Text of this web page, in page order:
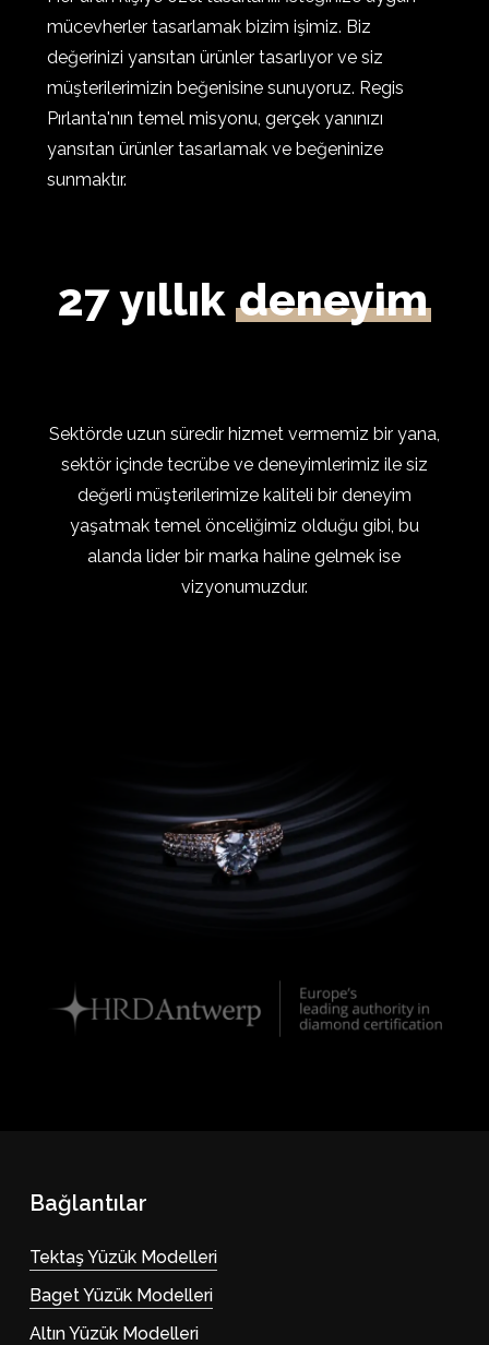
Sepetinizde ürün bulunmuyor.
mücevherler tasarlamak bizim işimiz. Biz
değerinizi yansıtan ürünler tasarlıyor ve siz
müşterilerimizin beğenisine sunuyoruz. Regis
Pırlanta'nın temel misyonu, gerçek yanınızı
yansıtan ürünler tasarlamak ve beğeninize
sunmaktır.
27 yıllık deneyim
Sektörde uzun süredir hizmet vermemiz bir yana,
sektör içinde tecrübe ve deneyimlerimiz ile siz
değerli müşterilerimize kaliteli bir deneyim
yaşatmak temel önceliğimiz olduğu gibi, bu
alanda lider bir marka haline gelmek ise
vizyonumuzdur.
Bağlantılar
Tektaş Yüzük Modelleri
Baget Yüzük Modelleri
Altın Yüzük Modelleri